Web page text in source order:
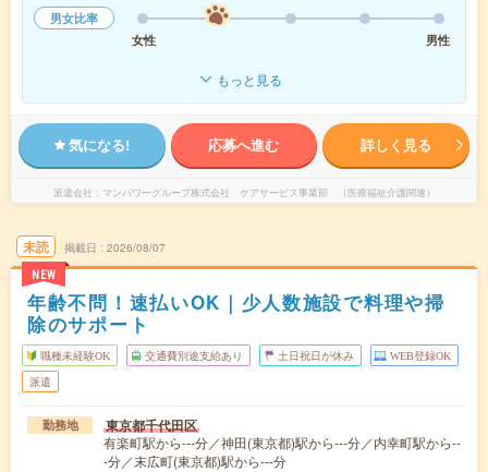
男女比率
女性
男性
もっと見る
気になる! 応募へ進む 詳しく見る
派遣会社 マンパワーグループ株式会社 ケアサービス事業部 （医療福祉介護関連）
未読
NEW
掲載日 2026/08/07
年齢不問！速払いOK｜少人数施設で料理や掃
除のサポート
職種未経験OK 交通費別途支給あり 土日祝日が休み WEB登録OK
派遣
勤務地 東京都千代田区
有楽町駅から---分／神田(東京都)駅から---分／内幸町駅から--
-分／末広町(東京都)駅から---分